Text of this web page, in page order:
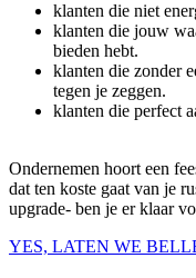
klanten die niet
klanten die jouw
bieden hebt.
klanten die zonder
tegen je zeggen.
klanten die perfect
Ondernemen hoort een
dat ten koste gaat van je
upgrade- ben je er klaar
YES, LATEN WE